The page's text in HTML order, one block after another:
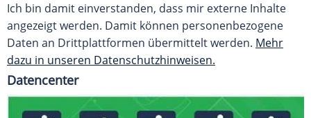
Ich bin damit einverstanden, dass mir externe Inhalte
angezeigt werden. Damit können personenbezogene
Daten an Drittplattformen übermittelt werden. Mehr
dazu in unseren Datenschutzhinweisen.
Datencenter